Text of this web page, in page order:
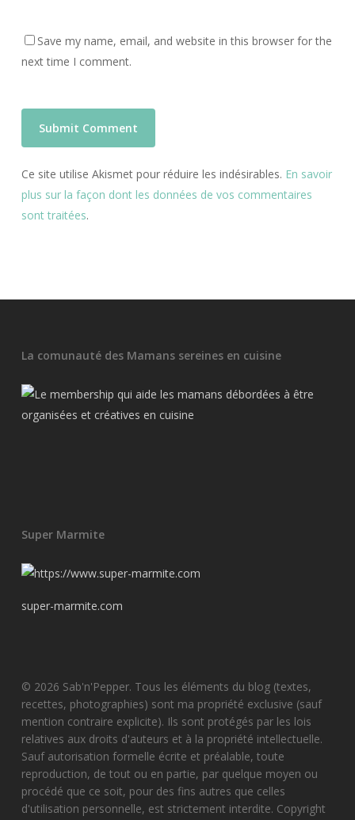
Save my name, email, and website in this browser for the
next time I comment.
Ce site utilise Akismet pour réduire les indésirables. En savoir
plus sur la façon dont les données de vos commentaires
sont traitées.
La comunauté des Mamans sereines en cuisine
Super Marmite
super-marmite.com
© 2026 Sab'n'Pepper. Tous les éléments du blog (textes,
recettes, photographies) sont ma propriété exclusive (sauf
mention contraire explicite). Ils sont protégés par les lois
relatives aux droits d'auteurs et à la propriété intellectuelle.
Sauf autorisation formelle écrite et préalable, toute
reproduction, de tout ou en partie, par quelque moyen ou
procédé que ce soit, pour des fins autres que celles
d'utilisation personnelle, est strictement interdite. Copyright